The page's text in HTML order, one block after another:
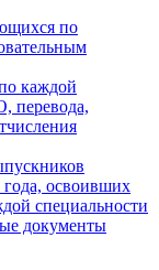
по
каждой
перевода,
освоивших
специальности
документы